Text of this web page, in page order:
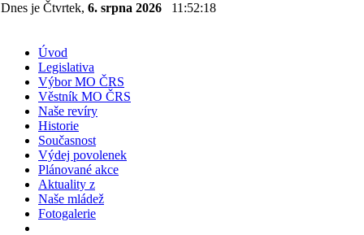
Dnes je Čtvrtek, 6. srpna 2026 11:52:18
Úvod
Legislativa
Výbor MO ČRS
Věstník MO ČRS
Naše revíry
Historie
Současnost
Výdej povolenek
Plánované akce
Aktuality z
Naše mládež
Fotogalerie